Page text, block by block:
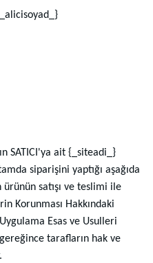
SATICI'ya ait {_siteadi_}
siparişini yaptığı aşağıda
satışı ve teslimi ile
Korunması Hakkındaki
Esas ve Usulleri
tarafların hak ve